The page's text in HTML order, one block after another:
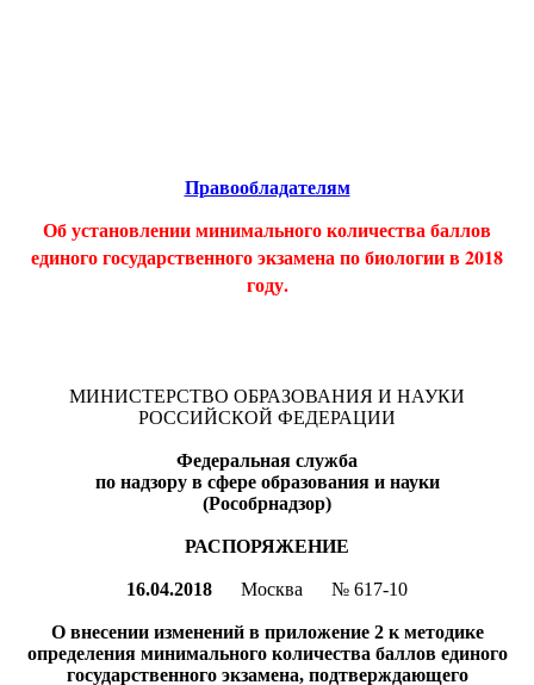
Правообладателям
Об установлении минимального количества баллов
единого государственного экзамена по биологии в 2018
году.
МИНИСТЕРСТВО ОБРАЗОВАНИЯ И НАУКИ
РОССИЙСКОЙ ФЕДЕРАЦИИ
Федеральная служба
по надзору в сфере образования и науки
(Рособрнадзор)
РАСПОРЯЖЕНИЕ
16.04.2018 Москва № 617-10
О внесении изменений в приложение 2 к методике
определения минимального количества баллов единого
государственного экзамена, подтверждающего